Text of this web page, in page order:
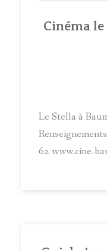
Cinéma le
Le Stella à
62 www.cine-